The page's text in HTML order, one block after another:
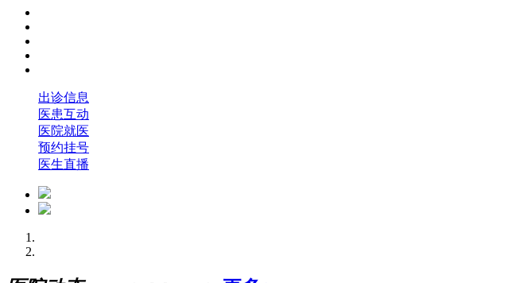
出诊信息
医患互动
医院就医
预约挂号
医生直播